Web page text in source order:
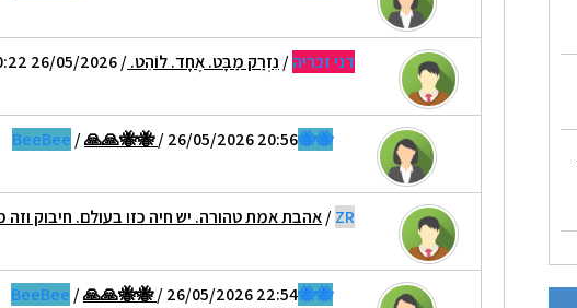
דני זכריה/נִזְרַק מַבָּט. אֶחָד. לוֹהֵט./ 26/05/2026 20:22
🐝🐝BeeBee
/🙏🙏🐝🐝/ 26/05/2026 20:56
ZR
/אהבת אמת טהורה. יש חיה כזו בעולם. חיבוק
🐝🐝BeeBee
/🙏🙏🐝🐝/ 26/05/2026 22:54